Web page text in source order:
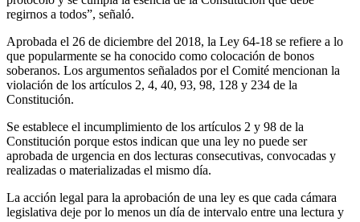
regirnos a todos”, señaló.
Aprobada el 26 de diciembre del 2018, la Ley 64-18 se refiere a lo
que popularmente se ha conocido como colocación de bonos
soberanos. Los argumentos señalados por el Comité mencionan la
violación de los artículos 2, 4, 40, 93, 98, 128 y 234 de la
Constitución.
Se establece el incumplimiento de los artículos 2 y 98 de la
Constitución porque estos indican que una ley no puede ser
aprobada de urgencia en dos lecturas consecutivas, convocadas y
realizadas o materializadas el mismo día.
La acción legal para la aprobación de una ley es que cada cámara
legislativa deje por lo menos un día de intervalo entre una lectura y